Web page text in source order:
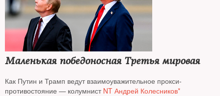
Маленькая победоносная Третья мировая
Как Путин и Трамп ведут взаимоуважительное прокси-
противостояние — колумнистNT Андрей Колесников*